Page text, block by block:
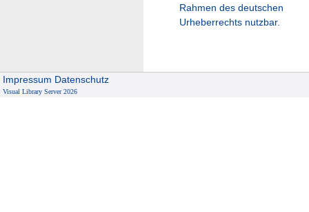
Rahmen des deutschen
Urheberrechts nutzbar.
Impressum Datenschutz
Visual Library Server 2026